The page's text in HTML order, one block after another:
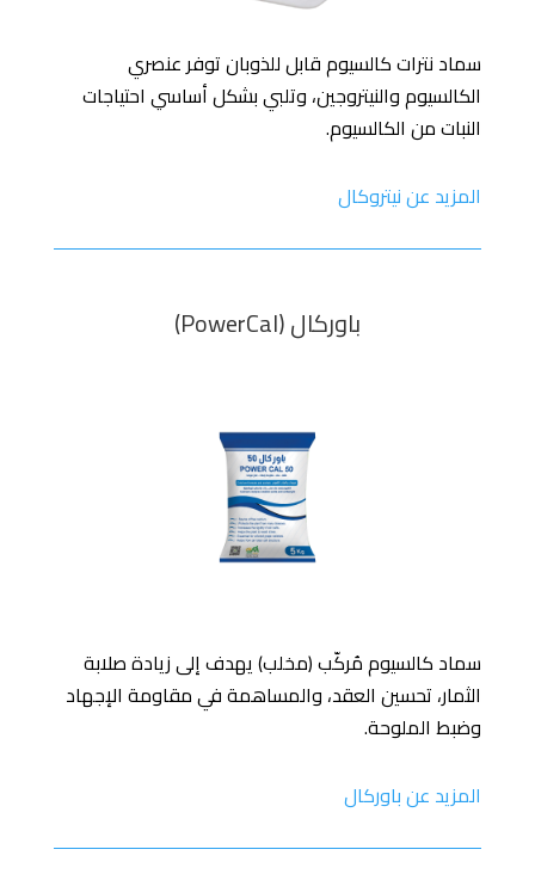
سماد نترات كالسيوم قابل للذوبان توفر عنصري
الكالسيوم والنيتروجين، وتلبي بشكل أساسي احتياجات
النبات من الكالسيوم.
المزيد عن نيتروكال
باوركال (PowerCal)
سماد كالسيوم مُركّب (مخلب) يهدف إلى زيادة صلابة
الثمار، تحسين العقد، والمساهمة في مقاومة الإجهاد
وضبط الملوحة.
المزيد عن باوركال